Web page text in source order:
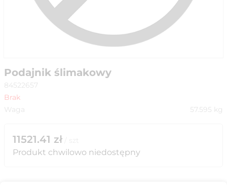
Podajnik ślimakowy
84522657
Brak
Waga
57.595 kg
11521.41 zł
Produkt chwilowo niedostępny